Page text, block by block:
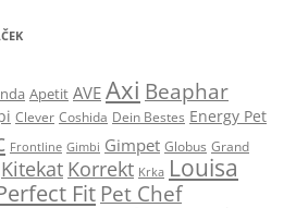
Apetit AVE Axi Beaphar
Clever Coshida Dein Bestes Energy Pet
Frontline Gimbi Gimpet Globus Grand
Kitekat Korrekt Krka Louisa
Fit Pet Chef